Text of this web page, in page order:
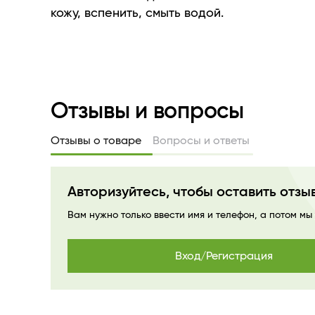
кожу, вспенить, смыть водой.
Отзывы и вопросы
Отзывы о товаре Вопросы и ответы
Авторизуйтесь, чтобы оставить
Вам нужно только ввести имя и телефон, а потом
Вход/Регистрация